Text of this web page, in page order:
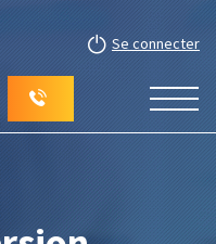
Se connecter